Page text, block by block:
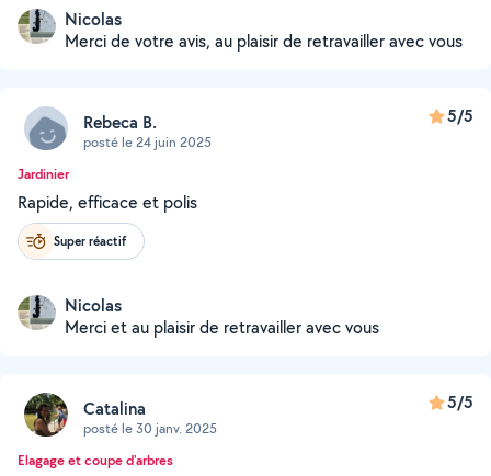
Nicolas
Merci de votre avis, au plaisir de retravailler avec vous
Rebeca B.
posté le 24 juin 2025
5/5
Jardinier
Rapide, efficace et polis
Super réactif
Nicolas
Merci et au plaisir de retravailler avec vous
Catalina
posté le 30 janv. 2025
5/5
Elagage et coupe d'arbres